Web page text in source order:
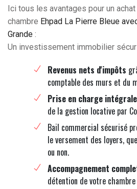
Ici tous les avantages pour un
chambre Ehpad La Pierre Bleue
Grande :
Un investissement immobilier
Revenus nets d'impôts
comptable des murs et du
Prise en charge intégrale
de la gestion locative par
Bail commercial sécurisé
le versement des loyers,
ou non.
Accompagnement
détention de votre chambre